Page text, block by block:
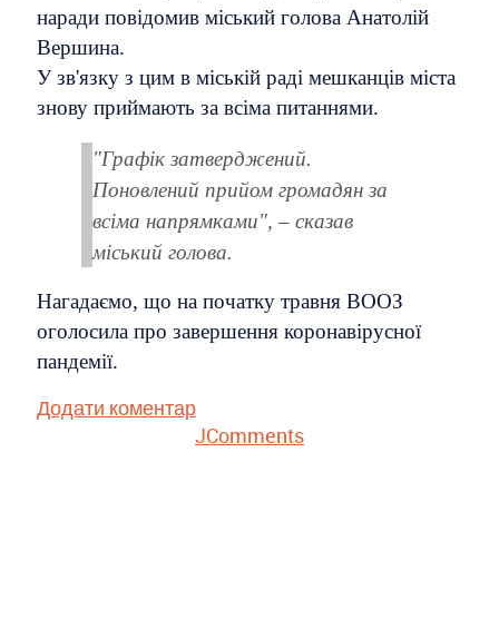
наради повідомив міський голова Анатолій
Вершина.
У зв'язку з цим в міській раді мешканців міста
знову приймають за всіма питаннями.
"Графік затверджений.
Поновлений прийом громадян за
всіма напрямками", – сказав
міський голова.
Нагадаємо, що на початку травня ВООЗ
оголосила про завершення коронавірусної
пандемії.
Додати коментар
JComments